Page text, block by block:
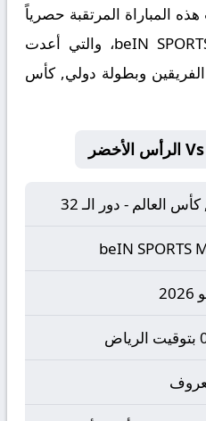
المباراة المرتقبة حصرياً
عبر شاشة قناة beIN SPORTS MAX 2، والتي أعدت
الفريقين وبطولة دولي, كأس
العالم - دور الـ 32
beIN SPORTS